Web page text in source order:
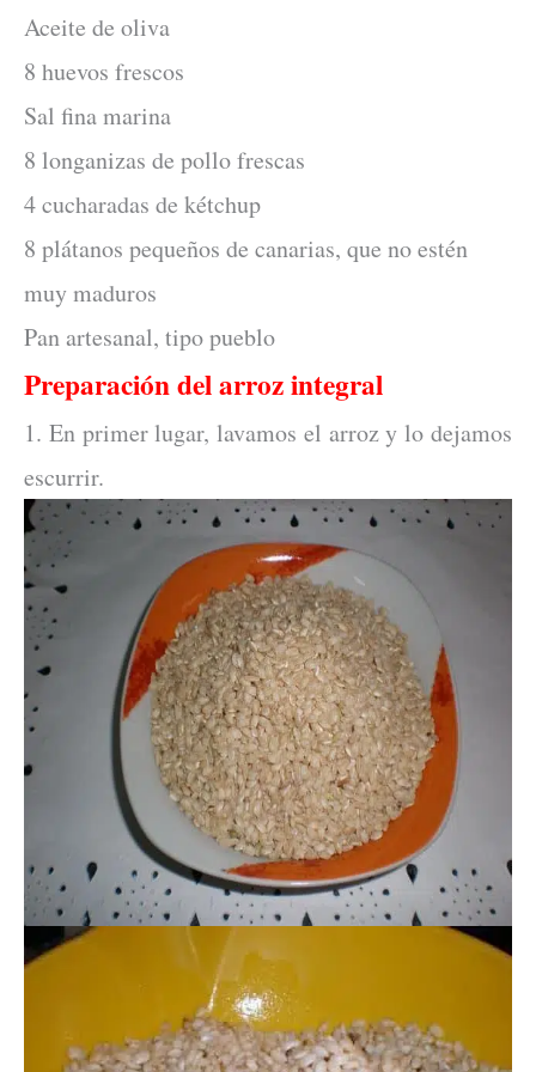
Aceite de oliva
8 huevos frescos
Sal fina marina
8 longanizas de pollo frescas
4 cucharadas de kétchup
8 plátanos pequeños de canarias, que no estén
muy maduros
Pan artesanal, tipo pueblo
Preparación del arroz integral
1. En primer lugar, lavamos el arroz y lo dejamos
escurrir.